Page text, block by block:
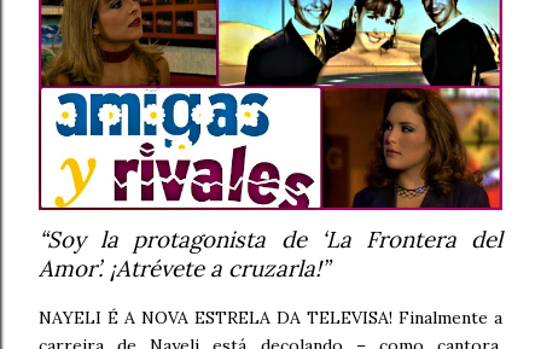
“Soy la protagonista de ‘La Frontera del
Amor’. ¡Atrévete a cruzarla!”
NAYELI É A NOVA ESTRELA DA TELEVISA! Finalmente a